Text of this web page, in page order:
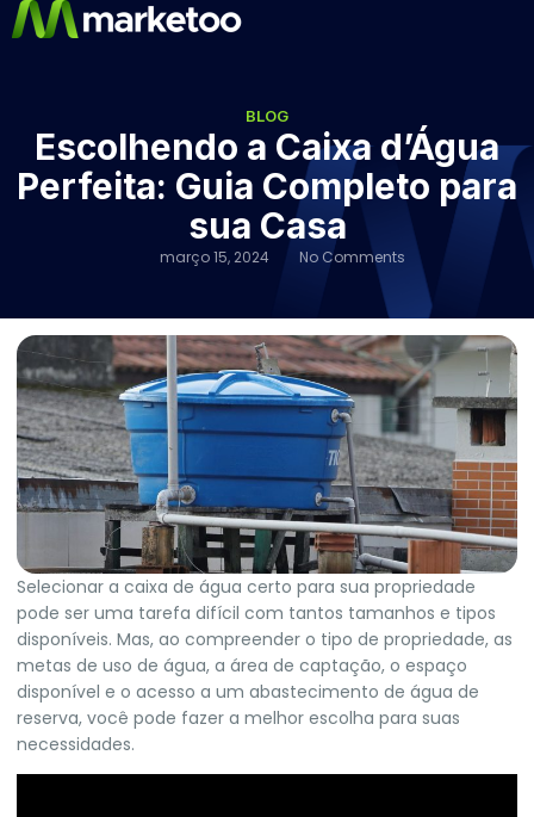
BLOG
Escolhendo a Caixa d’Água
Perfeita: Guia Completo para
sua Casa
março 15, 2024 No Comments
Selecionar a caixa de água certo para sua propriedade
pode ser uma tarefa difícil com tantos tamanhos e tipos
disponíveis. Mas, ao compreender o tipo de propriedade, as
metas de uso de água, a área de captação, o espaço
disponível e o acesso a um abastecimento de água de
reserva, você pode fazer a melhor escolha para suas
necessidades.